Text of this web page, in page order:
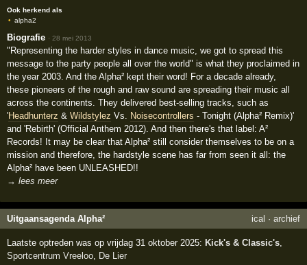
Ook herkend als
alpha2
Biografie ·28 mei 2013
"Representing the harder styles in dance music, we got to spread this
message to the party people all over the world" is what they proclaimed in
the year 2003. And the Alpha² kept their word! For a decade already,
these pioneers of the rough and raw sound are spreading their music all
across the continents. They delivered best-selling tracks, such as
'Headhunterz &Wildstylez Vs. Noisecontrollers - Tonight (Alpha² Remix)'
and 'Rebirth' (Official Anthem 2012). And then there's that label: A²
Records! It may be clear that Alpha² still consider themselves to be on a
mission and therefore, the hardstyle scene has far from seen it all: the
Alpha² have been UNLEASHED!!
→ lees meer
Uitgaansagenda Alpha² ical · archief
Laatste optreden was op vrijdag 31 oktober 2025:Kick's & Classic's
Sportcentrum Vreeloo De Lier